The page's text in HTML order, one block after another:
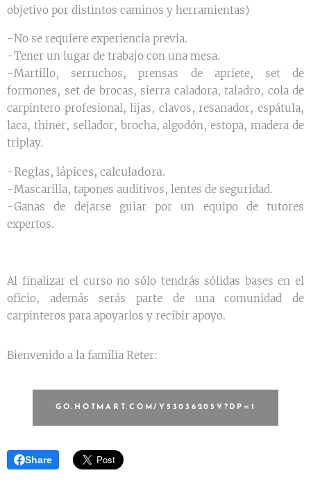
objetivo por distintos caminos y herramientas)
-No se requiere experiencia previa.
-Tener un lugar de trabajo con una mesa.
-Martillo, serruchos, prensas de apriete, set de
formones, set de brocas, sierra caladora, taladro, cola de
carpintero profesional, lijas, clavos, resanador, espátula,
laca, thiner, sellador, brocha, algodón, estopa, madera de
triplay.
-Reglas, lápices, calculadora.
-Mascarilla, tapones auditivos, lentes de seguridad.
-Ganas de dejarse guiar por un equipo de tutores
expertos.
Al finalizar el curso no sólo tendrás sólidas bases en el
oficio, además serás parte de una comunidad de
carpinteros para apoyarlos y recibir apoyo.
Bienvenido a la familia Reter:
GO.HOTMART.COM/Y53036205V?DP=1
Share